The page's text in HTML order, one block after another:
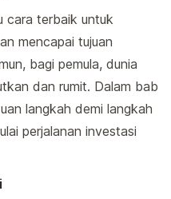
cara terbaik untuk
mencapai tujuan
bagi pemula, dunia
dan rumit. Dalam bab
langkah demi langkah
perjalanan investasi